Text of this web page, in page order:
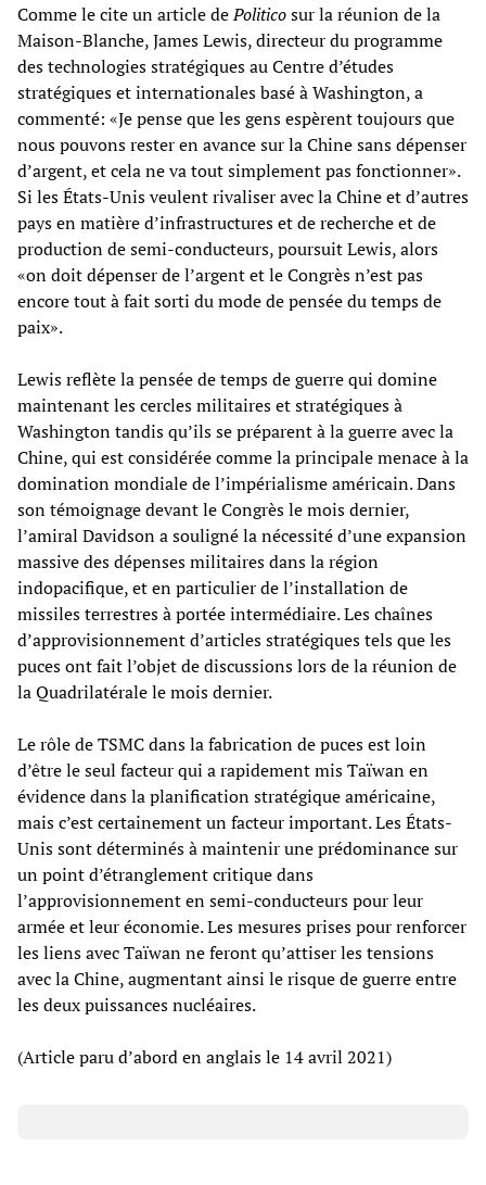
Comme le cite un article dePoliticosur la réunion de la
Maison-Blanche, James Lewis, directeur du programme
des technologies stratégiques au Centre d’études
stratégiques et internationales basé à Washington, a
commenté: «Je pense que les gens espèrent toujours que
nous pouvons rester en avance sur la Chine sans dépenser
d’argent, et cela ne va tout simplement pas fonctionner».
Si les États-Unis veulent rivaliser avec la Chine et d’autres
pays en matière d’infrastructures et de recherche et de
production de semi-conducteurs, poursuit Lewis, alors
«on doit dépenser de l’argent et le Congrès n’est pas
encore tout à fait sorti du mode de pensée du temps de
paix».
Lewis reflète la pensée de temps de guerre qui domine
maintenant les cercles militaires et stratégiques à
Washington tandis qu’ils se préparent à la guerre avec la
Chine, qui est considérée comme la principale menace à la
domination mondiale de l’impérialisme américain. Dans
son témoignage devant le Congrès le mois dernier,
l’amiral Davidson a souligné la nécessité d’une expansion
massive des dépenses militaires dans la région
indopacifique, et en particulier de l’installation de
missiles terrestres à portée intermédiaire. Les chaînes
d’approvisionnement d’articles stratégiques tels que les
puces ont fait l’objet de discussions lors de la réunion de
la Quadrilatérale le mois dernier.
Le rôle de TSMC dans la fabrication de puces est loin
d’être le seul facteur qui a rapidement mis Taïwan en
évidence dans la planification stratégique américaine,
mais c’est certainement un facteur important. Les États-
Unis sont déterminés à maintenir une prédominance sur
un point d’étranglement critique dans
l’approvisionnement en semi-conducteurs pour leur
armée et leur économie. Les mesures prises pour renforcer
les liens avec Taïwan ne feront qu’attiser les tensions
avec la Chine, augmentant ainsi le risque de guerre entre
les deux puissances nucléaires.
(Article paru d’abord en anglais le 14 avril 2021)